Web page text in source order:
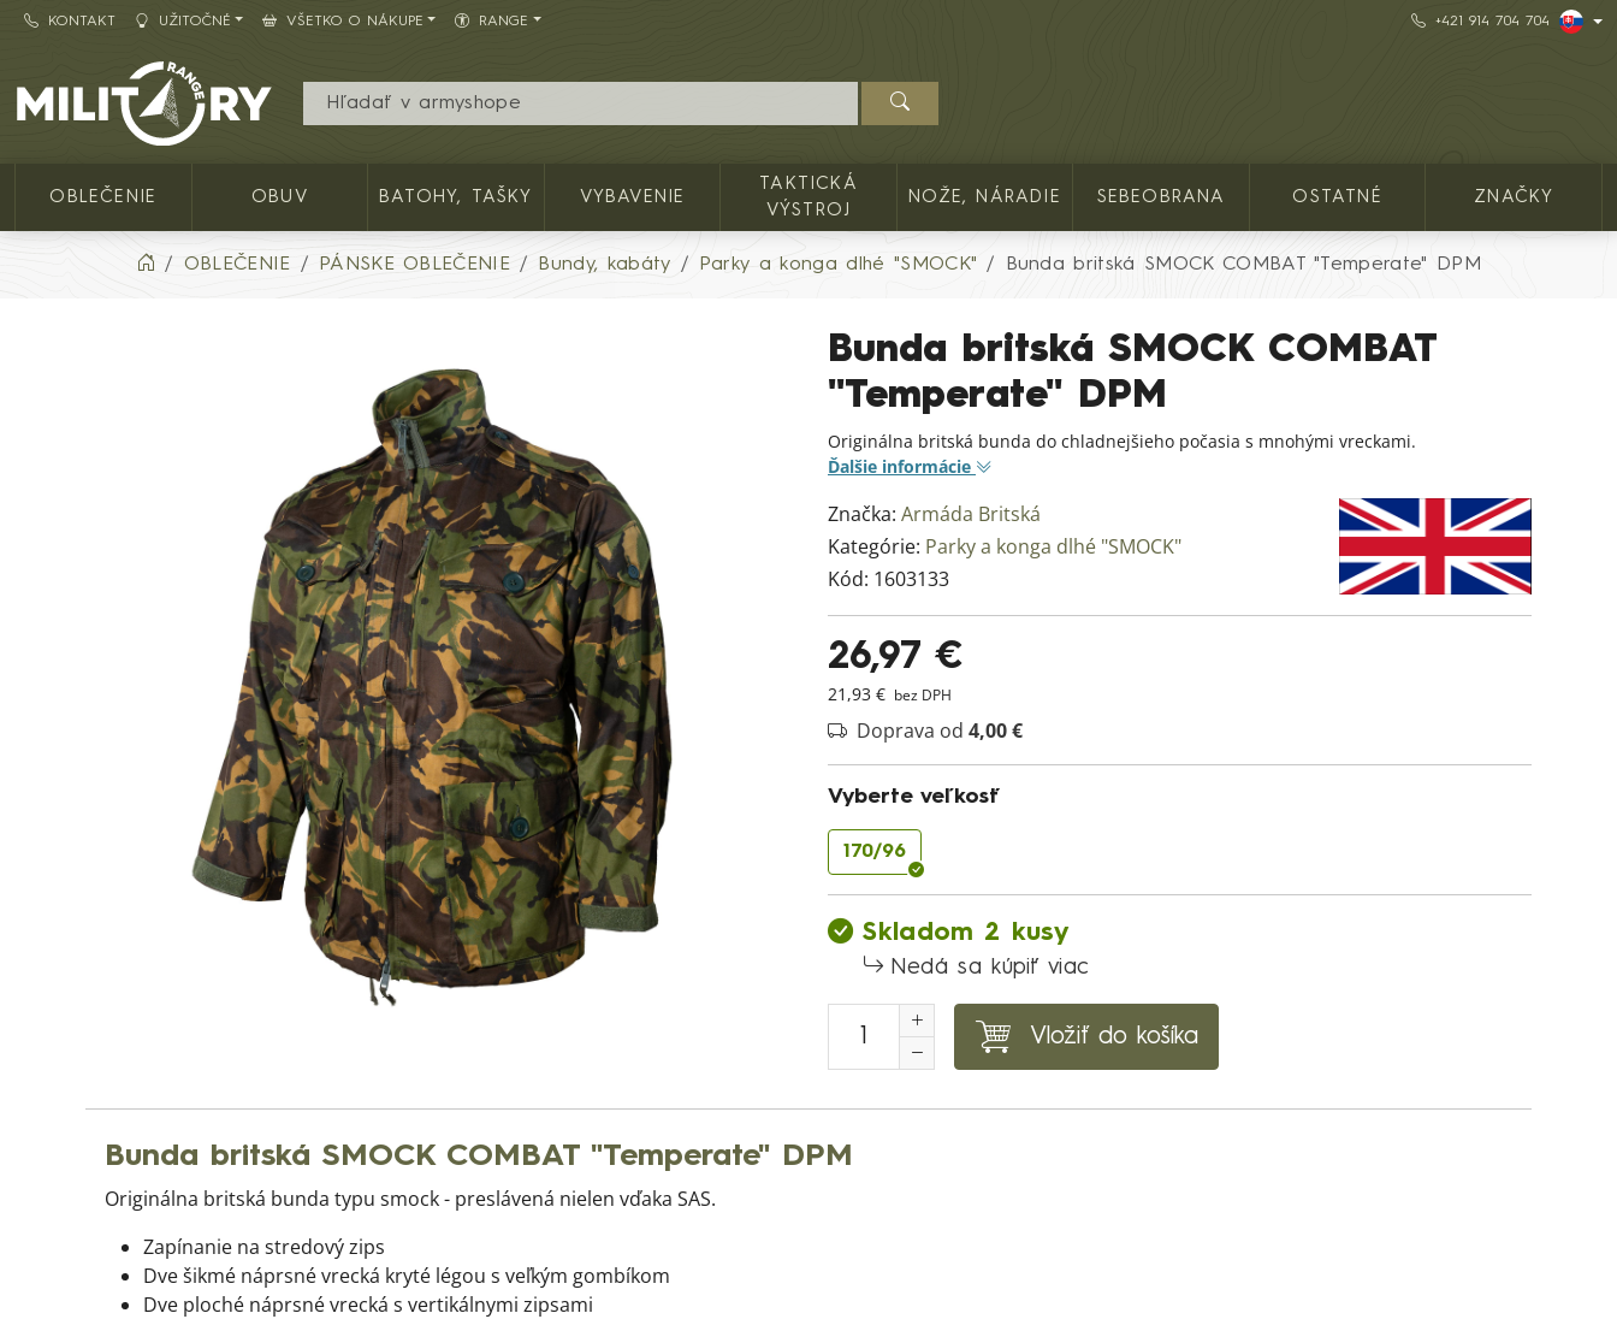
KONTAKT UŽITOČNÉ VŠETKO O NÁKUPE RANGE +421 914 704 704
Army shop MILITARY RANGE SK
OBLEČENIE OBUV BATOHY, TAŠKY VYBAVENIE
TAKTICKÁ
VÝSTROJ
NOŽE, NÁRADIE SEBEOBRANA OSTATNÉ ZNAČKY
OBLEČENIE PÁNSKE OBLEČENIE Bundy, kabáty Parky a konga dlhé "SMOCK" Bunda britská SMOCK COMBAT "Temperate" DPM
Bunda britská SMOCK COMBAT
"Temperate" DPM
Originálna britská bunda do chladnejšieho počasia s mnohými vreckami.
Ďalšie informácie
Značka: Armáda Britská
Kategórie: Parky a konga dlhé "SMOCK"
Kód: 1603133
26,97 €
21,93 € bez DPH
Doprava od 4,00 €
Vyberte veľkosť
170/96
Skladom 2 kusy
Nedá sa kúpiť viac
Vložiť do košíka
Bunda britská SMOCK COMBAT "Temperate" DPM
Originálna britská bunda typu smock - preslávená nielen vďaka SAS.
Zapínanie na stredový zips
Dve šikmé náprsné vrecká kryté légou s veľkým gombíkom
Dve ploché náprsné vrecká s vertikálnymi zipsami